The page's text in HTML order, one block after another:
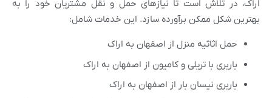
اراک، در تلاش است تا نیازهای حمل و نقل مشتریان خود را به
بهترین شکل ممکن برآورده سازد. این خدمات شامل:
حمل اثاثیه منزل از اصفهان به اراک
باربری با تریلی و کامیون از اصفهان به اراک
باربری نیسان بار از اصفهان به اراک